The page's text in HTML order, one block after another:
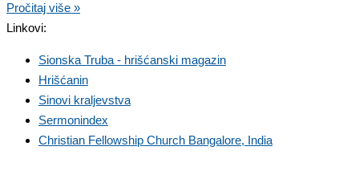
Pročitaj više »
Linkovi:
Sionska Truba - hrišćanski magazin
Hrišćanin
Sinovi kraljevstva
Sermonindex
Christian Fellowship Church Bangalore, India